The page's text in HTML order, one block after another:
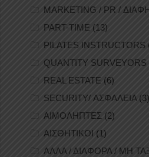
MARKETING / PR /
PART-TIME (13)
PILATES INSTRUCTORS
QUANTITY SURVEYORS
REAL ESTATE (6)
SECURITY/ ΑΣΦΑΛΕΙΑ (3)
ΑΙΜΟΛΗΠΤΕΣ (2)
ΑΙΣΘΗΤΙΚΟΙ (1)
ΑΛΛΑ / ΔΙΑΦΟΡΑ / ΜΗ